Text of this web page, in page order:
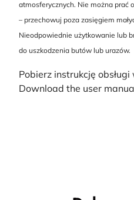
atmosferycznych. Nie można prać
– przechowuj poza zasięgiem
Nieodpowiednie użytkowanie lub
do uszkodzenia butów lub urazów.
Pobierz instrukcję
Download the user